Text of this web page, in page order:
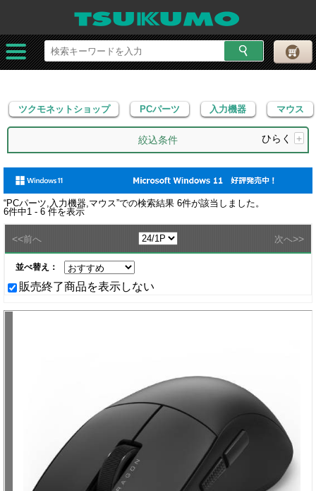
ツクモネットショップ PCパーツ マウス
ツクモネットショップ PCパーツ 入力機器 マウス
絞込条件 ひらく +
“PCパーツ,入力機器,マウス”での検索結果 6件が該当しました。
6件中1 - 6 件を表示
<<前へ 次へ>>
並べ替え：
販売終了商品を表示しない